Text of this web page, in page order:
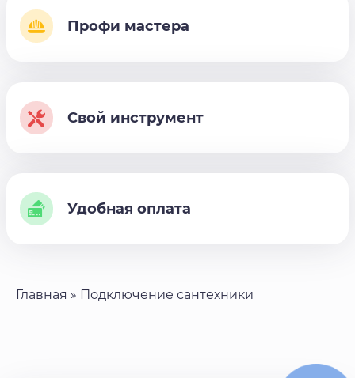
Профи мастера
Свой инструмент
Удобная оплата
Главная » Подключение сантехники